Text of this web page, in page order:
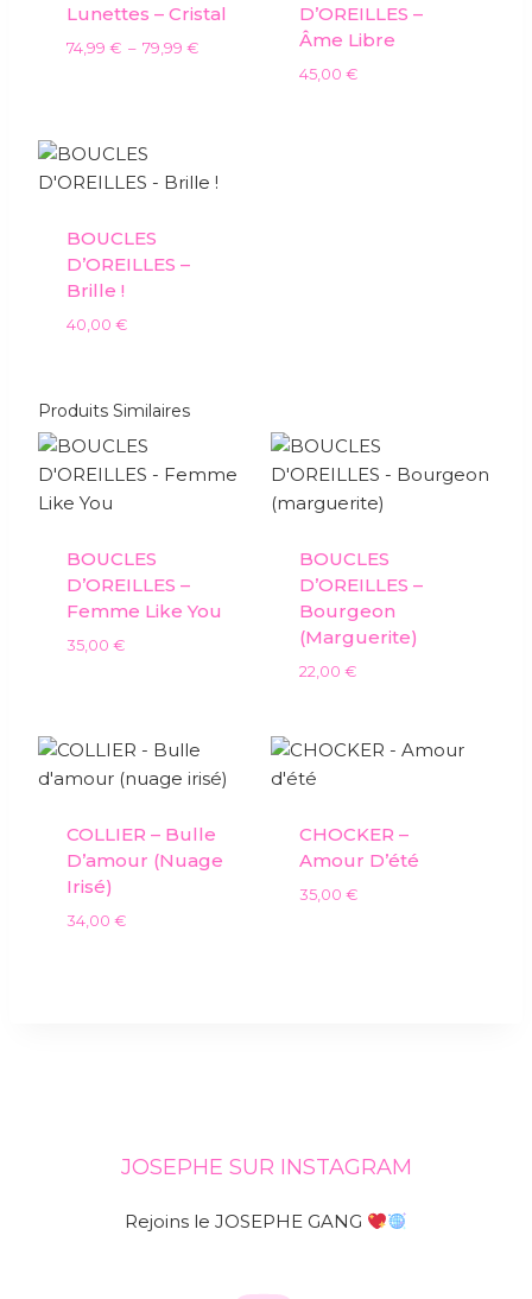
Lunettes – Cristal
74,99 € – 79,99 €
D’OREILLES –
Âme Libre
45,00 €
BOUCLES
D’OREILLES –
Brille !
40,00 €
Produits Similaires
BOUCLES
D’OREILLES –
Femme Like You
35,00 €
BOUCLES
D’OREILLES –
Bourgeon
(marguerite)
22,00 €
COLLIER – Bulle
D’amour (nuage
Irisé)
34,00 €
CHOCKER –
Amour D’été
35,00 €
JOSEPHE SUR INSTAGRAM
Rejoins le JOSEPHE GANG